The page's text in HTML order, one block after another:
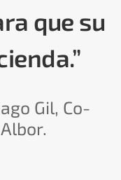
que su
”
Gil, Co-